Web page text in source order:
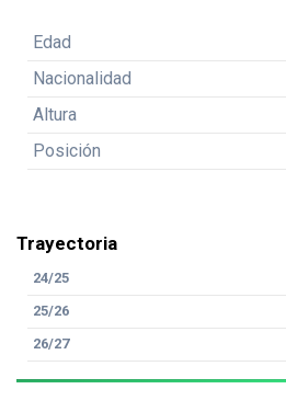
Edad
Nacionalidad
Altura
Posición
Trayectoria
24/25
25/26
26/27